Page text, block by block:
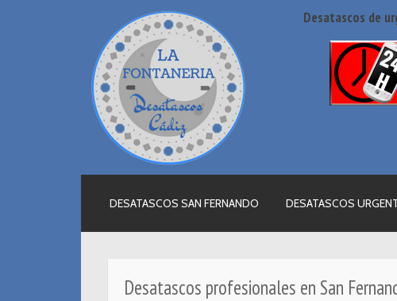
Desatascos de
DESATASCOS SAN FERNANDO DESATASCOS
Desatascos profesionales en San